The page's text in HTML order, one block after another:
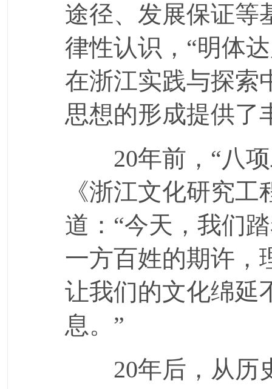
途径、发展保证等
律性认识，“明体
在浙江实践与探索
思想的形成提供了
20年前，“八项
《浙江文化研究
道：“今天，我们
一方百姓的期许，
让我们的文化绵延
息。”
20年后，从历